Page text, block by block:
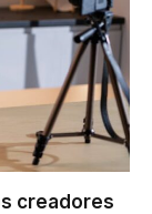
creadores